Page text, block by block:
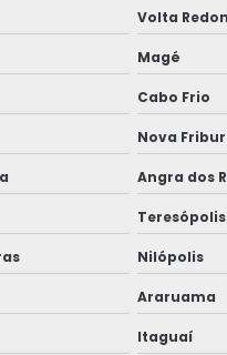
personalizadas
para alimentos personalizado
casca de ovo
personalizado
de segurança
de segurança personalizado
Volta
Magé
Cabo Frio
Nova
Angra dos
Teresópolis
Nilópolis
Araruama
Itaguaí